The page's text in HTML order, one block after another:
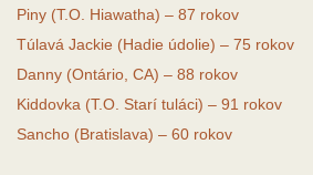
Piny (T.O. Hiawatha) – 87 rokov
Túlavá Jackie (Hadie údolie) – 75 rokov
Danny (Ontário, CA) – 88 rokov
Kiddovka (T.O. Starí tuláci) – 91 rokov
Sancho (Bratislava) – 60 rokov